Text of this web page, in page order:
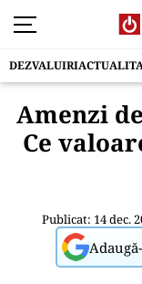
DEZVALUIRI
Amenzi
Ce
Publicat: 14 dec.